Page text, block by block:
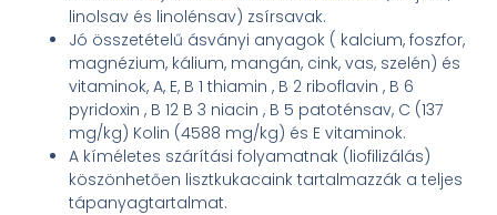
linolsav és linolénsav) zsírsavak.
Jó összetételű ásványi anyagok ( kalcium, foszfor,
magnézium, kálium, mangán, cink, vas, szelén) és
vitaminok, A, E, B 1 thiamin , B 2 riboflavin , B 6
pyridoxin , B 12 B 3 niacin , B 5 patoténsav, C (137
mg/kg) Kolin (4588 mg/kg) és E vitaminok.
A kíméletes szárítási folyamatnak (liofilizálás)
köszönhetően lisztkukacaink tartalmazzák a teljes
tápanyagtartalmat.